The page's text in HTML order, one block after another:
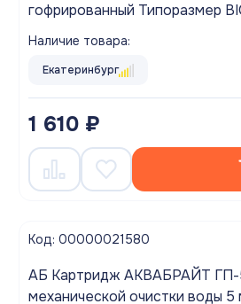
гофрированный Типоразмер
Наличие товара:
Екатеринбург
1 610 ₽
Код: 00000021580
АБ Картридж АКВАБРАЙТ ГП-5 М для
механической очистки воды 5